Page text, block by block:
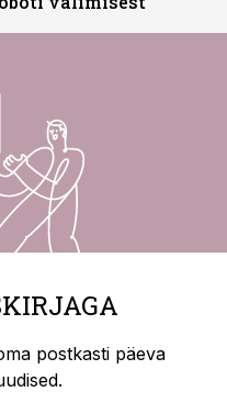
postkasti päeva